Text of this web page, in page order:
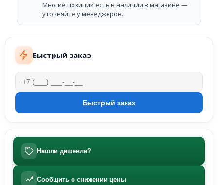
Быстрый заказ
Нашли дешевле?
Сообщить о снижении цены
Многие позиции есть в наличии в магазине —
уточняйте у менеджеров.